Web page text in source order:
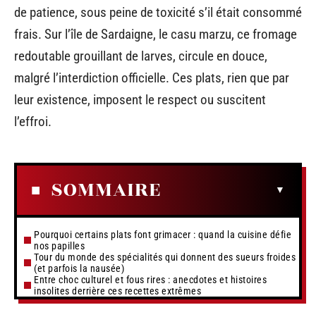
de patience, sous peine de toxicité s’il était consommé
frais. Sur l’île de Sardaigne, le casu marzu, ce fromage
redoutable grouillant de larves, circule en douce,
malgré l’interdiction officielle. Ces plats, rien que par
leur existence, imposent le respect ou suscitent
l’effroi.
SOMMAIRE
Pourquoi certains plats font grimacer : quand la cuisine défie
nos papilles
Tour du monde des spécialités qui donnent des sueurs froides
(et parfois la nausée)
Entre choc culturel et fous rires : anecdotes et histoires
insolites derrière ces recettes extrêmes